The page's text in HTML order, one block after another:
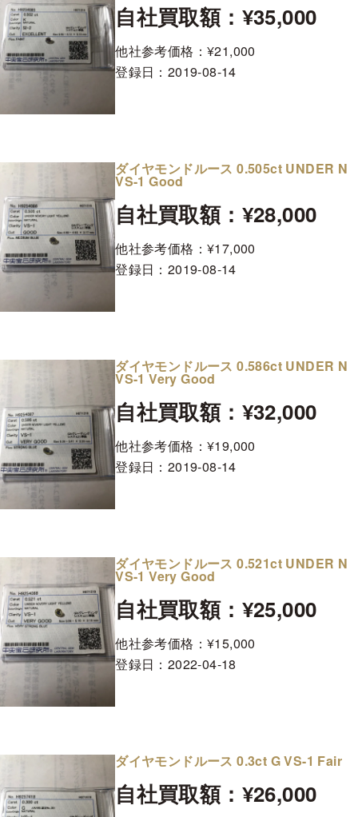
自社買取額：¥35,000
他社参考価格：¥21,000
登録日： 2019-08-14
ダイヤモンドルース 0.505ct UNDER N
VS-1 Good
自社買取額：¥28,000
他社参考価格：¥17,000
登録日： 2019-08-14
ダイヤモンドルース 0.586ct UNDER N
VS-1 Very Good
自社買取額：¥32,000
他社参考価格：¥19,000
登録日： 2019-08-14
ダイヤモンドルース 0.521ct UNDER N
VS-1 Very Good
自社買取額：¥25,000
他社参考価格：¥15,000
登録日： 2022-04-18
ダイヤモンドルース 0.3ct G VS-1 Fair
自社買取額：¥26,000